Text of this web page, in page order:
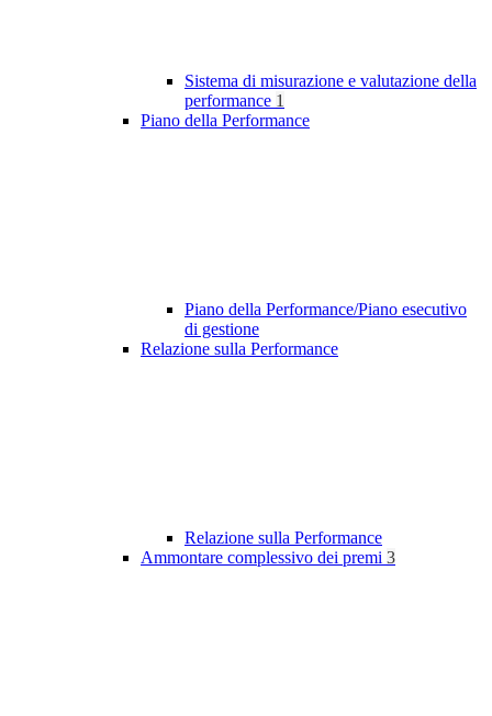
Sistema di misurazione e valutazione della
performance 1
Piano della Performance
Piano della Performance/Piano esecutivo
di gestione
Relazione sulla Performance
Relazione sulla Performance
Ammontare complessivo dei premi 3